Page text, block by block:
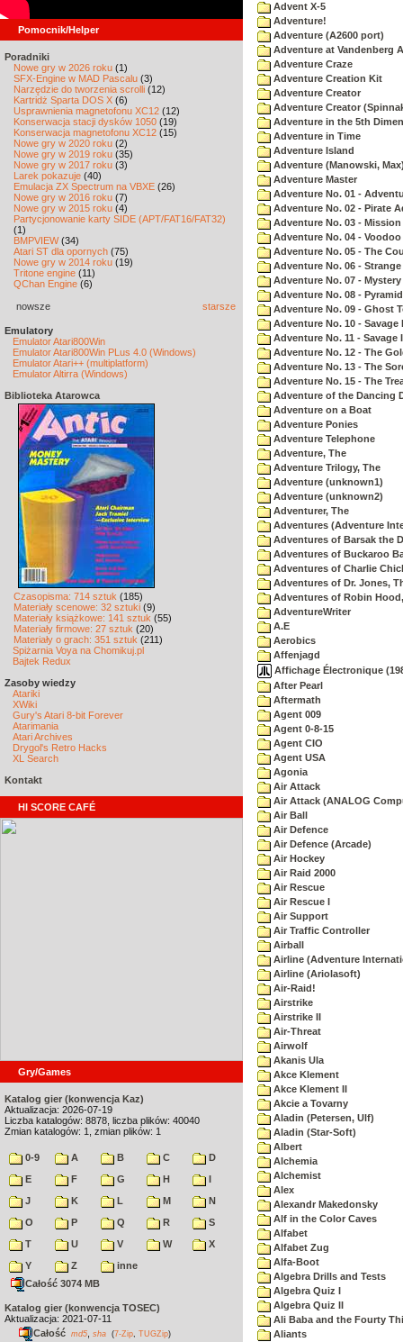
Pomocnik/Helper
Poradniki
Nowe gry w 2026 roku (1)
SFX-Engine w MAD Pascalu (3)
Narzędzie do tworzenia scrolli (12)
Kartridż Sparta DOS X (6)
Usprawnienia magnetofonu XC12 (12)
Konserwacja stacji dysków 1050 (19)
Konserwacja magnetofonu XC12 (15)
Nowe gry w 2020 roku (2)
Nowe gry w 2019 roku (35)
Nowe gry w 2017 roku (3)
Larek pokazuje (40)
Emulacja ZX Spectrum na VBXE (26)
Nowe gry w 2016 roku (7)
Nowe gry w 2015 roku (4)
Partycjonowanie karty SIDE (APT/FAT16/FAT32)
(1)
BMPVIEW(34)
Atari ST dla opornych (75)
Nowe gry w 2014 roku (19)
Tritone engine (11)
QChan Engine (6)
nowsze starsze
Emulatory
Emulator Atari800Win
Emulator Atari800Win PLus 4.0 (Windows)
Emulator Atari++ (multiplatform)
Emulator Altirra (Windows)
Biblioteka Atarowca
Czasopisma: 714 sztuk (185)
Materiały scenowe: 32 sztuki (9)
Materiały książkowe: 141 sztuk (55)
Materiały firmowe: 27 sztuk (20)
Materiały o grach: 351 sztuk (211)
Spiżarnia Voya na Chomikuj.pl
Bajtek Redux
Zasoby wiedzy
Atariki
XWiki
Gury's Atari 8-bit Forever
Atarimania
Atari Archives
Drygol's Retro Hacks
XL Search
Kontakt
HI SCORE CAFÉ
Gry/Games
Katalog gier (konwencja Kaz)
Aktualizacja: 2026-07-19
Liczba katalogów: 8878, liczba plików: 40040
Zmian katalogów: 1, zmian plików: 1
0-9 A B C
D
E
F G H
I
J
K L M
N
O
P Q R
S
T
U V W
X
Y
Z
inne
Całość 3074 MB
Katalog gier (konwencja TOSEC)
Aktualizacja: 2021-07-11
Całość md5 sha (7-Zip TUGZip)
Advent X-5
Adventure!
Adventure (A2600 port)
Adventure at Vandenberg
Adventure Craze
Adventure Creation Kit
Adventure Creator
Adventure Creator
Adventure in the 5th
Adventure in Time
Adventure Island
Adventure (Manowski,
Adventure Master
Adventure No. 01 -
Adventure No. 02 - Pirate
Adventure No. 03 -
Adventure No. 04 - Voodoo
Adventure No. 05 - The
Adventure No. 06 -
Adventure No. 07 -
Adventure No. 08 -
Adventure No. 09 - Ghost
Adventure No. 10 - Savage
Adventure No. 11 - Savage
Adventure No. 12 - The
Adventure No. 13 - The
Adventure No. 15 - The
Adventure of the Dancing
Adventure on a Boat
Adventure Ponies
Adventure Telephone
Adventure, The
Adventure Trilogy, The
Adventure (unknown1)
Adventure (unknown2)
Adventurer, The
Adventures (Adventure
Adventures of Barsak the
Adventures of Buckaroo
Adventures of Charlie
Adventures of Dr. Jones,
Adventures of Robin
AdventureWriter
A.E
Aerobics
Affenjagd
Affichage Électronique
After Pearl
Aftermath
Agent 009
Agent 0-8-15
Agent CIO
Agent USA
Agonia
Air Attack
Air Attack (ANALOG
Air Ball
Air Defence
Air Defence (Arcade)
Air Hockey
Air Raid 2000
Air Rescue
Air Rescue I
Air Support
Air Traffic Controller
Airball
Airline (Adventure
Airline (Ariolasoft)
Air-Raid!
Airstrike
Airstrike II
Air-Threat
Airwolf
Akanis Ula
Akce Klement
Akce Klement II
Akcie a Tovarny
Aladin (Petersen, Ulf)
Aladin (Star-Soft)
Albert
Alchemia
Alchemist
Alex
Alexandr Makedonsky
Alf in the Color Caves
Alfabet
Alfabet Zug
Alfa-Boot
Algebra Drills and Tests
Algebra Quiz I
Algebra Quiz II
Ali Baba and the Fourty
Aliants